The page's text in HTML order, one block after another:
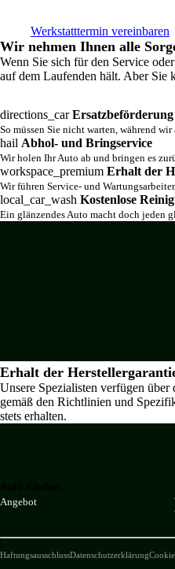
Werkstatttermin vereinbaren
Wir nehmen Ihnen alle
Wenn Sie sich für den Service
auf dem Laufenden hält. Aber Sie
directions_carErsatzbeförderung
So müssen Sie nicht warten, während wir
hail Abhol- und Bringservice
Wir holen Ihr Auto ab und bringen es
workspace_premium Erhalt der
Wir führen Service- und
local_car_wash Kostenlose
Ein glänzendes Auto macht doch jeden
Erhalt der
Unsere Spezialisten verfügen
gemäß den Richtlinien und
stets erhalten.
Angebot
HaftungsausschlussDatenschutzerklärung